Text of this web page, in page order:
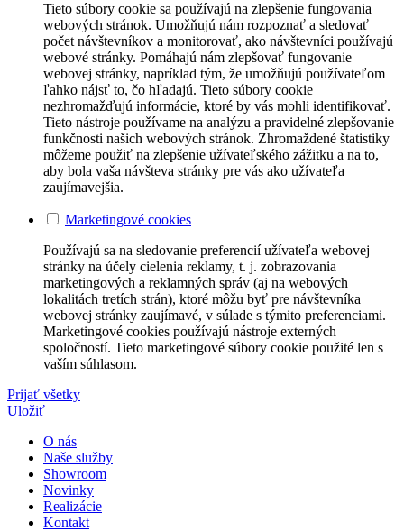
Tieto súbory cookie sa používajú na zlepšenie fungovania
webových stránok. Umožňujú nám rozpoznať a sledovať
počet návštevníkov a monitorovať, ako návštevníci používajú
webové stránky. Pomáhajú nám zlepšovať fungovanie
webovej stránky, napríklad tým, že umožňujú používateľom
ľahko nájsť to, čo hľadajú. Tieto súbory cookie
nezhromažďujú informácie, ktoré by vás mohli identifikovať.
Tieto nástroje používame na analýzu a pravidelné zlepšovanie
funkčnosti našich webových stránok. Zhromaždené štatistiky
môžeme použiť na zlepšenie užívateľského zážitku a na to,
aby bola vaša návšteva stránky pre vás ako užívateľa
zaujímavejšia.
Marketingové cookies
Používajú sa na sledovanie preferencií užívateľa webovej
stránky na účely cielenia reklamy, t. j. zobrazovania
marketingových a reklamných správ (aj na webových
lokalitách tretích strán), ktoré môžu byť pre návštevníka
webovej stránky zaujímavé, v súlade s týmito preferenciami.
Marketingové cookies používajú nástroje externých
spoločností. Tieto marketingové súbory cookie použité len s
vaším súhlasom.
Prijať všetky
Uložiť
O nás
Naše služby
Showroom
Novinky
Realizácie
Kontakt